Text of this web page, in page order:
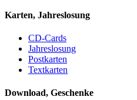
Karten, Jahreslosung
CD-Cards
Jahreslosung
Postkarten
Textkarten
Download, Geschenke